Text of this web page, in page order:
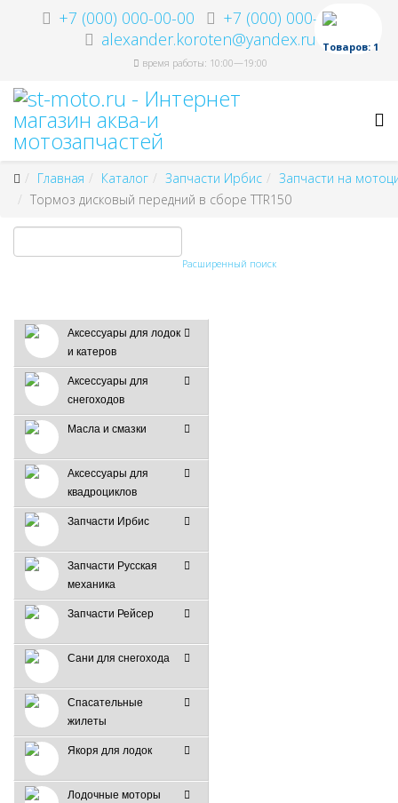
+7 (000) 000-00-00
+7 (000) 000-00-00
alexander.koroten@yandex.ru
время работы: 10:00—19:00
Товаров: 1
Главная Каталог Запчасти Ирбис
Запчасти на
Тормоз дисковый передний в сборе TTR150
Расширенный поиск
Аксессуары для лодок
и катеров
Аксессуары для
снегоходов
Масла и смазки
Аксессуары для
квадроциклов
Запчасти Ирбис
Запчасти Русская
механика
Запчасти Рейсер
Сани для снегохода
Спасательные
жилеты
Якоря для лодок
Лодочные моторы